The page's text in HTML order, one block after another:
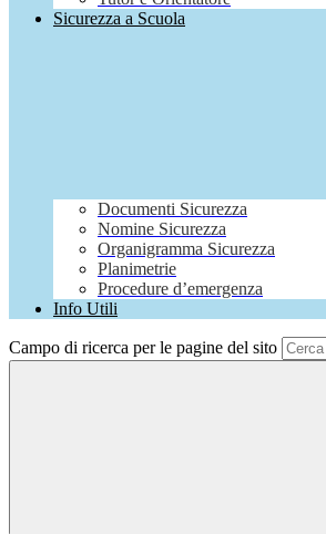
Sicurezza a Scuola
Documenti Sicurezza
Nomine Sicurezza
Organigramma Sicurezza
Planimetrie
Procedure d’emergenza
Info Utili
Campo di ricerca per le pagine del sito